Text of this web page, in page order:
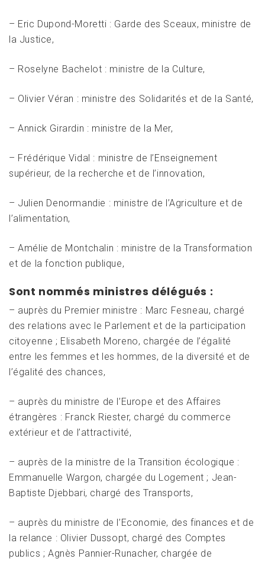
– Eric Dupond-Moretti : Garde des Sceaux, ministre de
la Justice,
– Roselyne Bachelot : ministre de la Culture,
– Olivier Véran : ministre des Solidarités et de la Santé,
– Annick Girardin : ministre de la Mer,
– Frédérique Vidal : ministre de l’Enseignement
supérieur, de la recherche et de l’innovation,
– Julien Denormandie : ministre de l’Agriculture et de
l’alimentation,
– Amélie de Montchalin : ministre de la Transformation
et de la fonction publique,
Sont nommés ministres délégués :
– auprès du Premier ministre : Marc Fesneau, chargé
des relations avec le Parlement et de la participation
citoyenne ; Elisabeth Moreno, chargée de l’égalité
entre les femmes et les hommes, de la diversité et de
l’égalité des chances,
– auprès du ministre de l’Europe et des Affaires
étrangères : Franck Riester, chargé du commerce
extérieur et de l’attractivité,
– auprès de la ministre de la Transition écologique :
Emmanuelle Wargon, chargée du Logement ; Jean-
Baptiste Djebbari, chargé des Transports,
– auprès du ministre de l’Economie, des finances et de
la relance : Olivier Dussopt, chargé des Comptes
publics ; Agnès Pannier-Runacher, chargée de